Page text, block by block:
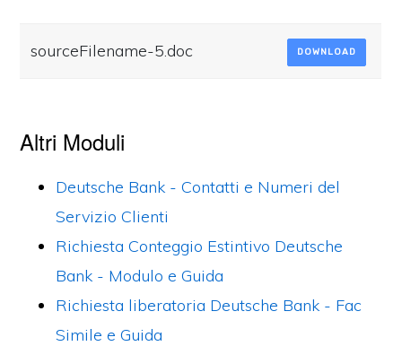
sourceFilename-5.doc DOWNLOAD
Altri Moduli
Deutsche Bank - Contatti e Numeri del
Servizio Clienti
Richiesta Conteggio Estintivo Deutsche
Bank - Modulo e Guida
Richiesta liberatoria Deutsche Bank​ - Fac
Simile e Guida